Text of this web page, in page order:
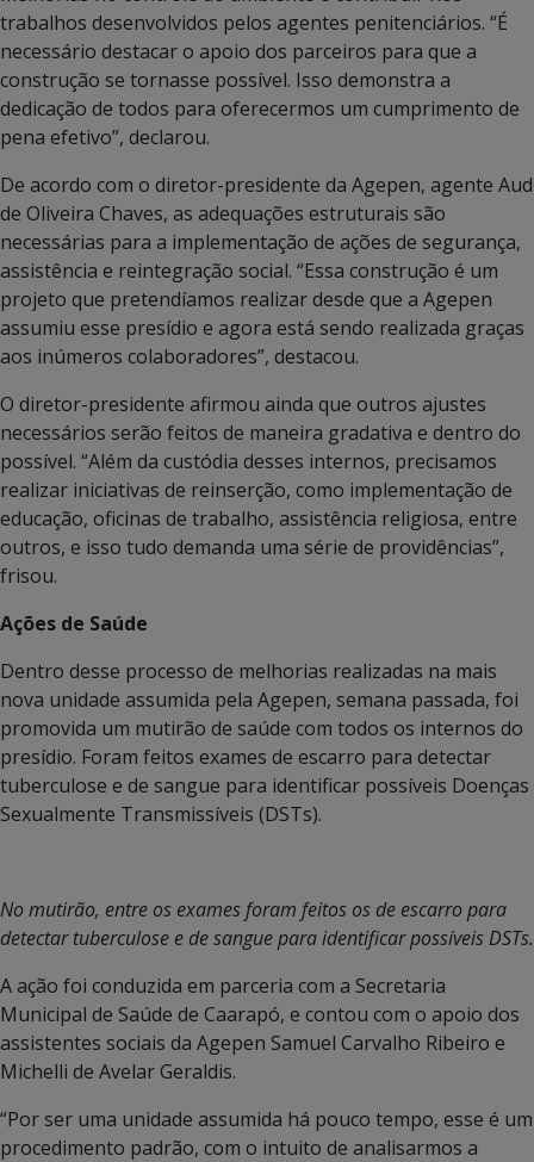
trabalhos desenvolvidos pelos agentes penitenciários. “É
necessário destacar o apoio dos parceiros para que a
construção se tornasse possível. Isso demonstra a
dedicação de todos para oferecermos um cumprimento de
pena efetivo”, declarou.
De acordo com o diretor-presidente da Agepen, agente Aud
de Oliveira Chaves, as adequações estruturais são
necessárias para a implementação de ações de segurança,
assistência e reintegração social. “Essa construção é um
projeto que pretendíamos realizar desde que a Agepen
assumiu esse presídio e agora está sendo realizada graças
aos inúmeros colaboradores”, destacou.
O diretor-presidente afirmou ainda que outros ajustes
necessários serão feitos de maneira gradativa e dentro do
possível. “Além da custódia desses internos, precisamos
realizar iniciativas de reinserção, como implementação de
educação, oficinas de trabalho, assistência religiosa, entre
outros, e isso tudo demanda uma série de providências”,
frisou.
Ações de Saúde
Dentro desse processo de melhorias realizadas na mais
nova unidade assumida pela Agepen, semana passada, foi
promovida um mutirão de saúde com todos os internos do
presídio. Foram feitos exames de escarro para detectar
tuberculose e de sangue para identificar possíveis Doenças
Sexualmente Transmissíveis (DSTs).
No mutirão, entre os exames foram feitos os de escarro para
detectar tuberculose e de sangue para identificar possíveis DSTs.
A ação foi conduzida em parceria com a Secretaria
Municipal de Saúde de Caarapó, e contou com o apoio dos
assistentes sociais da Agepen Samuel Carvalho Ribeiro e
Michelli de Avelar Geraldis.
“Por ser uma unidade assumida há pouco tempo, esse é um
procedimento padrão, com o intuito de analisarmos a